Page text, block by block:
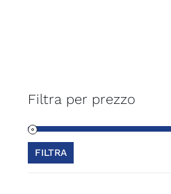
Filtra per prezzo
FILTRA